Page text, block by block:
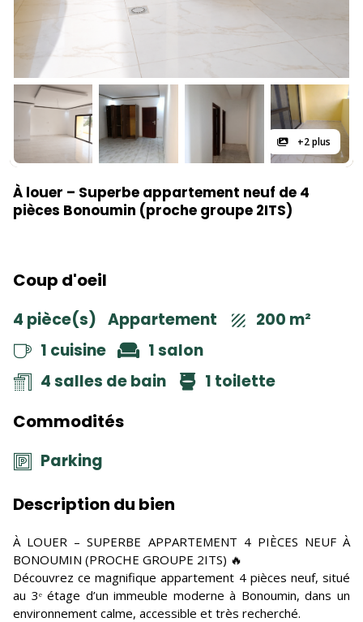
+2 plus
À louer – Superbe appartement neuf de 4
pièces Bonoumin (proche groupe 2ITS)
Coup d'oeil
4 pièce(s) Appartement
200 m²
1 cuisine
1 salon
4 salles de bain
1 toilette
Commodités
Parking
Description du bien
À LOUER – SUPERBE APPARTEMENT 4 PIÈCES NEUF À
BONOUMIN (PROCHE GROUPE 2ITS) 🔥
Découvrez ce magnifique appartement 4 pièces neuf, situé
au 3ᵉ étage d’un immeuble moderne à Bonoumin, dans un
environnement calme, accessible et très recherché.